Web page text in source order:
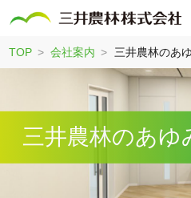
TOP 会社案内 三井農林のあ
三井農林のあゆ